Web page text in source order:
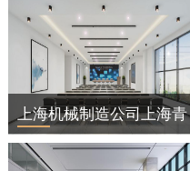
上海机械制造公司上海青
浦区办公室装修